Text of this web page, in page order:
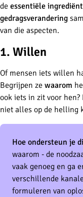
de essentiële
gedragsverandering
van die aspecten.
1. Willen
Of mensen iets willen
Begrijpen ze waarom
ook iets in zit voor hen?
niet alles op de helling
Hoe ondersteun je
waarom - de
vaak genoeg en ga
verschillende
formuleren van